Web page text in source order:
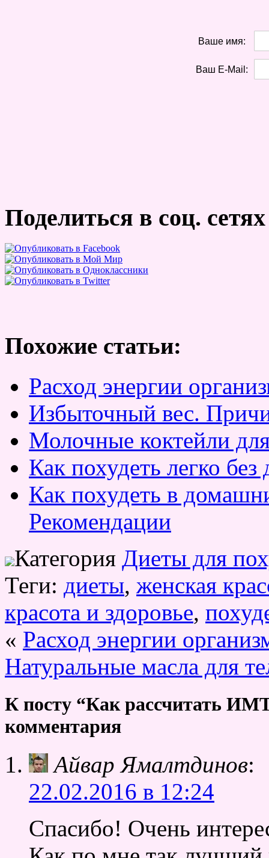
Ваше имя:
Ваш E-Mail:
Поделиться в соц. сетях
Похожие статьи:
Расход энергии
Избыточный вес.
Молочные коктейли
Как похудеть легко без
Как похудеть в
Рекомендации
Категория Диеты для
Теги: диеты, женская
красота и здоровье,
« Расход энергии
Натуральные масла для
К посту “Как рассчитать
комментария
Айвар Ямалтдинов:
22.02.2016 в 12:24
Спасибо! Очень